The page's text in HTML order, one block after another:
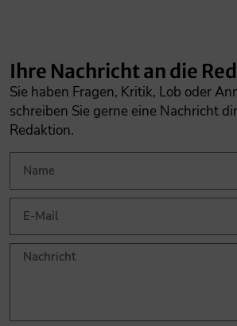
Ihre Nachricht an die
Sie haben Fragen, Kritik, Lob oder
schreiben Sie gerne eine Nachricht
Redaktion.